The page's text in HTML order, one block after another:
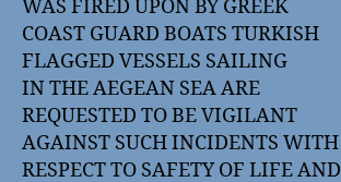
WAS FIRED UPON BY GREEK
COAST GUARD BOATS TURKISH
FLAGGED VESSELS SAILING
IN THE AEGEAN SEA ARE
REQUESTED TO BE VIGILANT
AGAINST SUCH INCIDENTS WITH
RESPECT TO SAFETY OF LIFE AND